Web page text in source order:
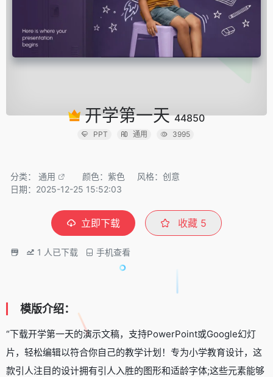
开学第一天44850
PPT 通用 3995
分类： 通用 颜色：紫色
风格：创意
日期：2025-12-25 15:52:03
立即下载 收藏 5
1 人已下载 手机查看
模版介绍：
“下载开学第一天的演示文稿，支持PowerPoint或Google幻灯
片，轻松编辑以符合你自己的教学计划！专为小学教育设计，这
款引人注目的设计拥有引人入胜的图形和适龄字体;这些元素能够